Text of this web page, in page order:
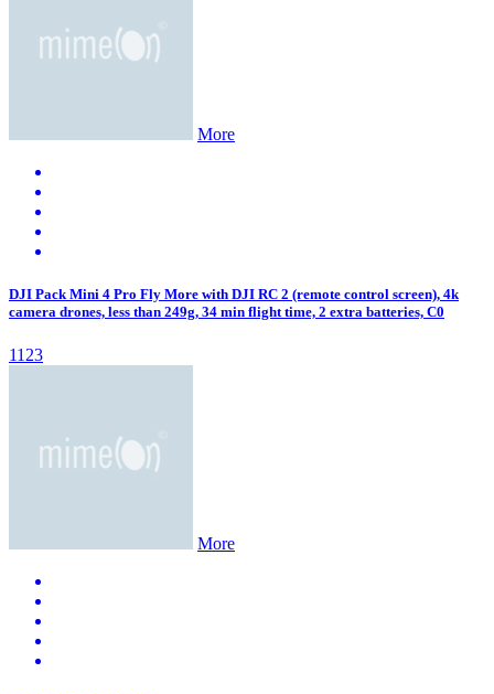
More
DJI Pack Mini 4 Pro Fly More with DJI RC 2 (remote control screen), 4k
camera drones, less than 249g, 34 min flight time, 2 extra batteries, C0
1123
More